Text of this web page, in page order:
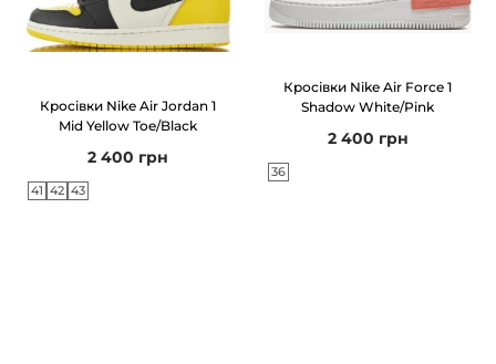
Кросівки Nike Air Jordan 1
Mid Yellow Toe/Black
2 400 грн
41 42 43
Кросівки Nike Air Force 1
Shadow White/Pink
2 400 грн
36